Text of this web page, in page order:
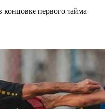
первого тайма